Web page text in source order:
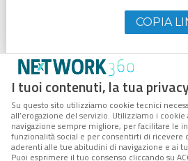
I tuoi contenuti, la tua
Su questo sito utilizziamo cookie tecnici
all’erogazione del servizio. Utilizziamo i
navigazione sempre migliore, per facilitare le
funzionalità social e per consentirti di
aderenti alle tue abitudini di navigazione e ai
Puoi esprimere il tuo consenso cliccando su
COPIA